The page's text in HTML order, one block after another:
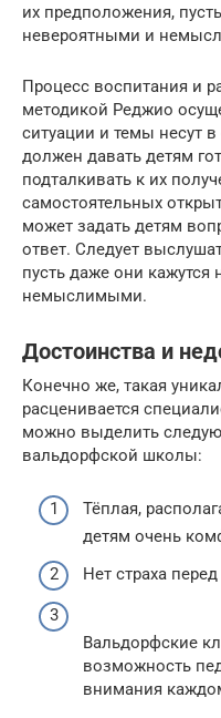
их предположения,
невероятными и
Процесс воспитания и
методикой Реджио
ситуации и темы несут
должен давать детям
подталкивать к их
самостоятельных
может задать детям
ответ. Следует
пусть даже они
немыслимыми.
Достоинства и
Конечно же, такая
расценивается
можно выделить
вальдорфской школы:
Тёплая,
детям очень
Нет страха
Вальдорфские
возможность
внимания